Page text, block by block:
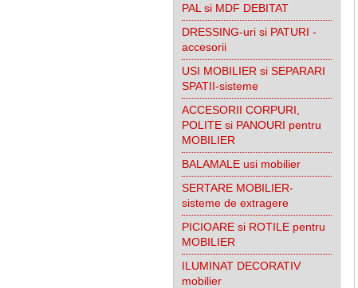
PAL si MDF DEBITAT
DRESSING-uri si PATURI -
accesorii
USI MOBILIER si SEPARARI
SPATII-sisteme
ACCESORII CORPURI,
POLITE si PANOURI pentru
MOBILIER
BALAMALE usi mobilier
SERTARE MOBILIER-
sisteme de extragere
PICIOARE si ROTILE pentru
MOBILIER
ILUMINAT DECORATIV
mobilier